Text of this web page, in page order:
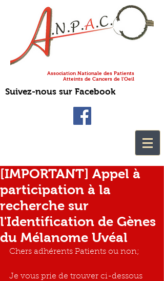
Association Nationale des Patients
Atteints de Cancers de l'Oeil
Suivez-nous sur Facebook
[IMPORTANT] Appel à
participation à la
recherche sur
l'Identification de Gènes
du Mélanome Uvéal
Chers adhérents Patients ou non;
Je vous prie de trouver ci-dessous